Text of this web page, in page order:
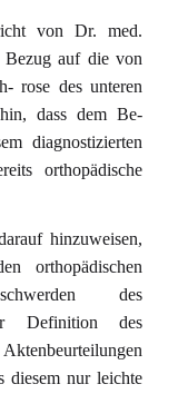
von Dr. med.
auf die von
rose des unteren
dass dem Be-
diagnostizierten
orthopädische
hinzuweisen,
orthopädischen
des
Definition des
diesem nur leichte